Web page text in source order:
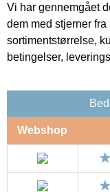
Vi har gennemgået
dem med stjerner
sortimentstørrelse,
betingelser,
Webshop